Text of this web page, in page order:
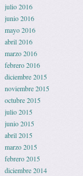
julio 2016
junio 2016
mayo 2016
abril 2016
marzo 2016
febrero 2016
diciembre 2015
noviembre 2015
octubre 2015
julio 2015
junio 2015
abril 2015
marzo 2015
febrero 2015
diciembre 2014